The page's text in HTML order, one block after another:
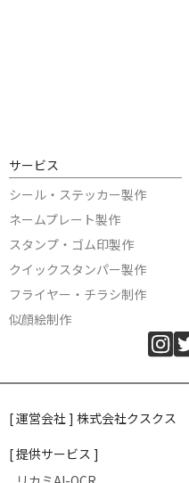
サービス
シール・ステッカー製作
ネームプレート製作
スタンプ・ゴム印製作
クイックスタンパー製作
フライヤー・チラシ制作
似顔絵制作
[ 運営会社 ] 株式会社クスクス
[ 提供サービス ]